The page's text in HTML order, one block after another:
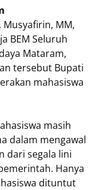
Musyafirin, MM,
BEM Seluruh
Mataram,
tersebut Bupati
mahasiswa
masih
dalam mengawal
dari segala lini
Hanya
dituntut